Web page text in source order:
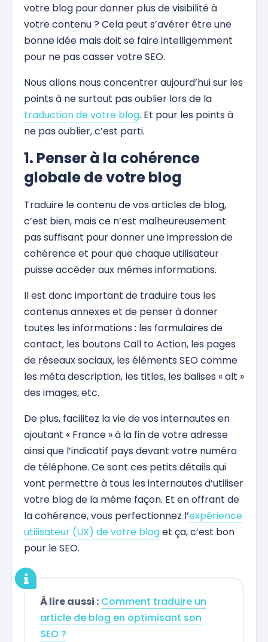
votre blog pour donner plus de visibilité à
votre contenu ? Cela peut s’avérer être une
bonne idée mais doit se faire intelligemment
pour ne pas casser votre SEO.
Nous allons nous concentrer aujourd’hui sur les
points à ne surtout pas oublier lors de la
traduction de votre blog. Et pour les points à
ne pas oublier, c’est parti.
1. Penser à la cohérence
globale de votre blog
Traduire le contenu de vos articles de blog,
c’est bien, mais ce n’est malheureusement
pas suffisant pour donner une impression de
cohérence et pour que chaque utilisateur
puisse accéder aux mêmes informations.
Il est donc important de traduire tous les
contenus annexes et de penser à donner
toutes les informations : les formulaires de
contact, les boutons Call to Action, les pages
de réseaux sociaux, les éléments SEO comme
les méta description, les titles, les balises « alt »
des images, etc.
De plus, facilitez la vie de vos internautes en
ajoutant « France » à la fin de votre adresse
ainsi que l’indicatif pays devant votre numéro
de téléphone. Ce sont ces petits détails qui
vont permettre à tous les internautes d’utiliser
votre blog de la même façon. Et en offrant de
la cohérence, vous perfectionnez l’expérience
utilisateur (UX) de votre bloget ça, c’est bon
pour le SEO.
À lire aussi : Comment traduire un
article de blog en optimisant son
SEO ?